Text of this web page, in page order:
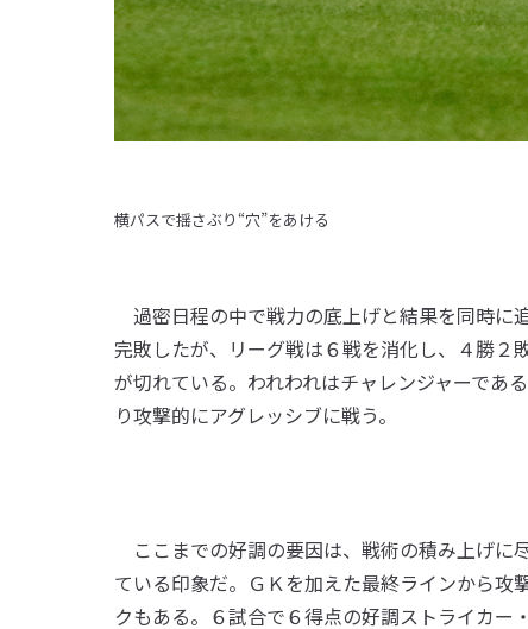
横パスで揺さぶり“穴”をあける
過密日程の中で戦力の底上げと結果を同時に
完敗したが、リーグ戦は６戦を消化し、４勝２
が切れている。われわれはチャレンジャーであ
り攻撃的にアグレッシブに戦う。
ここまでの好調の要因は、戦術の積み上げに
ている印象だ。ＧＫを加えた最終ラインから攻
クもある。６試合で６得点の好調ストライカー・